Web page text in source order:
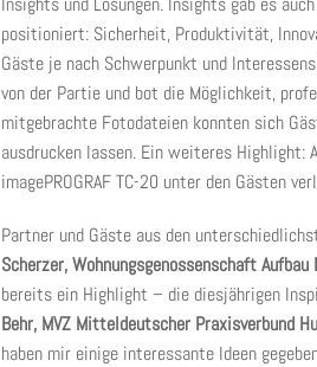
positioniert: Sicherheit, Produktivität,
Gäste je nach Schwerpunkt und
von der Partie und bot die Möglichkeit,
mitgebrachte Fotodateien konnten sich
ausdrucken lassen. Ein weiteres Highlight:
imagePROGRAF TC-20 unter den Gästen
Partner und Gäste aus den
Scherzer, Wohnungsgenossenschaft Aufbau
bereits ein Highlight – die diesjährigen
Behr, MVZ Mitteldeutscher Praxisverbund
haben mir einige interessante Ideen